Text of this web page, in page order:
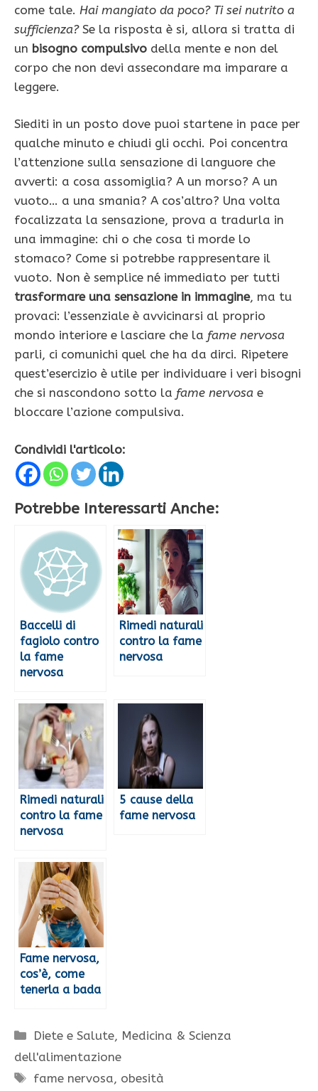
come tale. Hai mangiato da poco? Ti sei nutrito a
suffi­cienza? Se la risposta è si, allora si tratta di
un bisogno compulsivo della mente e non del
corpo che non devi assecondare ma imparare a
leggere.
Siediti in un posto dove puoi startene in pace per
qualche minuto e chiudi gli occhi. Poi con­centra
l’attenzione sulla sensazione di languore che
avverti: a cosa assomiglia? A un morso? A un
vuoto… a una smania? A cos’altro? Una volta
fo­calizzata la sensazione, prova a tradurla in
una im­magine: chi o che cosa ti morde lo
stomaco? Come si potrebbe rappresentare il
vuoto. Non è semplice né immediato per tutti
trasformare una sensazione in immagine, ma tu
provaci: l’essenziale è avvicinarsi al proprio
mondo interiore e lasciare che la fame nervosa
parli, ci comunichi quel che ha da dirci. Ripetere
quest’esercizio è utile per individuare i veri bisogni
che si nascondono sotto la fame nervosa e
bloccare l’azione compulsiva.
Condividi l'articolo:
Potrebbe Interessarti Anche:
Baccelli di
fagiolo contro
la fame
nervosa
Rimedi naturali
contro la fame
nervosa
Rimedi naturali
contro la fame
nervosa
5 cause della
fame nervosa
Fame nervosa,
cos’è, come
tenerla a bada
Categorie
Diete e Salute, Medicina & Scienza
dell'alimentazione
Tag
fame nervosa, obesità